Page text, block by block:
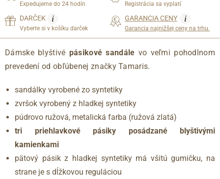
Expedujeme do 24 hodín Registrácia sa vyplatí
DARČEK i
Vyberte si v košíku darček
GARANCIA CENY i
Garancia najnižšej ceny na trhu.
Dámske blyštivé pásikové sandále vo veľmi pohodlnom
prevedení od obľúbenej značky Tamaris.
sandálky vyrobené zo syntetiky
zvršok vyrobený z hladkej syntetiky
púdrovo ružová, metalická farba (ružová zlatá)
tri priehlavkové pásiky posádzané blyštivými
kamienkami
pätový pásik z hladkej syntetiky má všitú gumičku, na
strane je s dĺžkovou reguláciou